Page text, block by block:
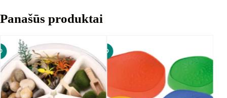
Panašūs produktai